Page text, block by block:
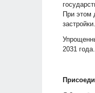
При этом
застройки.
2031 года.